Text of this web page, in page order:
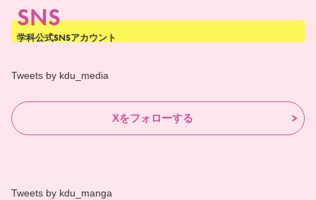
SNS
学科公式SNSアカウント
Tweets by kdu_media
Xをフォローする
Tweets by kdu_manga